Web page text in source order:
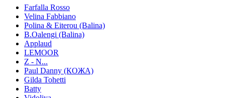
Farfalla Rosso
Velina Fabbiano
Polina & Eiterou (Balina)
B.Oalengi (Balina)
Applaud
LEMOOR
Z - N...
Paul Danny (КОЖА)
Gilda Tohetti
Batty